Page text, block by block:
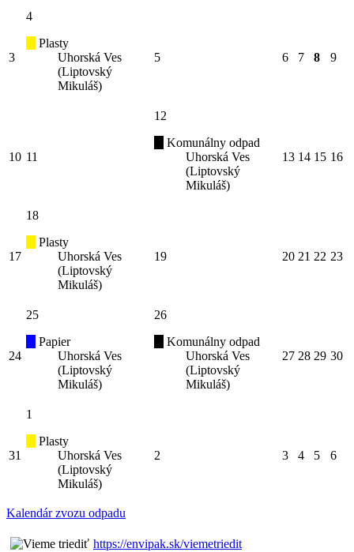
3
4
Plasty
Uhorská Ves
(Liptovský
Mikuláš)
5 6 7 8 9
10 11
12
Komunálny odpad
Uhorská Ves
(Liptovský
Mikuláš)
13 14 15 16
17
18
Plasty
Uhorská Ves
(Liptovský
Mikuláš)
19 20 21 22 23
24
25
Papier
Uhorská Ves
(Liptovský
Mikuláš)
26
Komunálny odpad
Uhorská Ves
(Liptovský
Mikuláš)
27 28 29 30
31
1
Plasty
Uhorská Ves
(Liptovský
Mikuláš)
2 3 4 5 6
Kalendár zvozu odpadu
https://envipak.sk/viemetriedit